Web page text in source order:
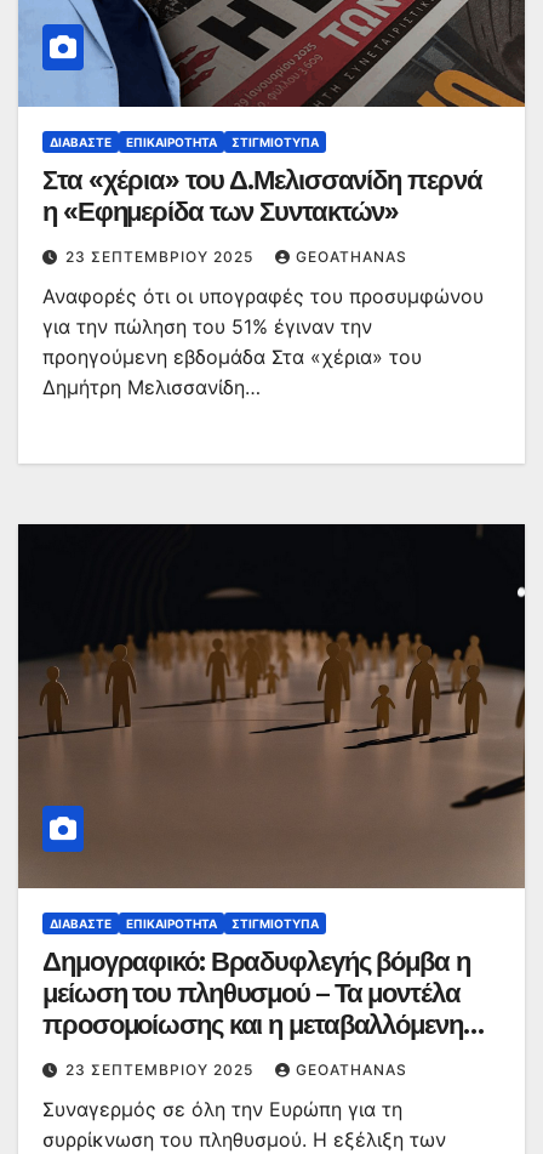
ΔΙΑΒΆΣΤΕ ΕΠΙΚΑΙΡΌΤΗΤΑ ΣΤΙΓΜΙΌΤΥΠΑ
Στα «χέρια» του Δ.Μελισσανίδη περνά
η «Εφημερίδα των Συντακτών»
23 ΣΕΠΤΕΜΒΡΊΟΥ 2025 GEOATHANAS
Αναφορές ότι οι υπογραφές του προσυμφώνου
για την πώληση του 51% έγιναν την
προηγούμενη εβδομάδα Στα «χέρια» του
Δημήτρη Μελισσανίδη…
ΔΙΑΒΆΣΤΕ ΕΠΙΚΑΙΡΌΤΗΤΑ ΣΤΙΓΜΙΌΤΥΠΑ
Δημογραφικό: Βραδυφλεγής βόμβα η
μείωση του πληθυσμού – Τα μοντέλα
προσομοίωσης και η μεταβαλλόμενη
ηλικιακή πυραμίδα
23 ΣΕΠΤΕΜΒΡΊΟΥ 2025 GEOATHANAS
Συναγερμός σε όλη την Ευρώπη για τη
συρρίκνωση του πληθυσμού. Η εξέλιξη των